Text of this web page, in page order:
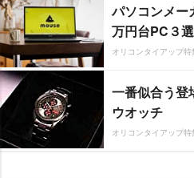
パソコンメー
万円台PC３選
オリコンタイアップ特
一番似合う
ウオッチ
オリコンタイアップ特